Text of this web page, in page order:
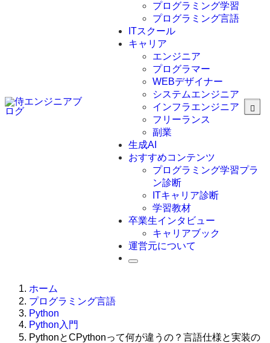
プログラミング学習
プログラミング言語
C言語
C#
VBA
Go言語
Kotlin
Java
JavaScript
Swift
Ruby
ITスクール
キャリア
エンジニア
プログラマー
WEBデザイナー
システムエンジニア
インフラエンジニア
フリーランス
副業
生成AI
おすすめコンテンツ
プログラミング学習プラ
ン診断
ITキャリア診断
学習教材
卒業生インタビュー
キャリアブック
運営元について
ホーム
プログラミング言語
Python
Python入門
PythonとCPythonって何が違うの？言語仕様と実装の